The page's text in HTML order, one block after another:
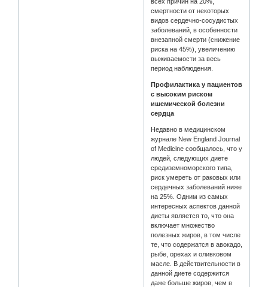
смертности от некоторых
видов сердечно-сосудистых
заболеваний, в особенности
внезапной смерти (снижение
риска на 45%), увеличению
выживаемости за весь
период наблюдения.
Профилактика у пациентов
с высоким риском
ишемической болезни
сердца
Недавно в медицинском
журнале New England Journal
of Medicine сообщалось, что у
людей, следующих диете
средиземноморского типа,
риск умереть от раковых или
сердечных заболеваний ниже
на 25%. Одним из самых
интересных аспектов данной
диеты является то, что она
включает множество
полезных жиров, в том числе
те, что содержатся в авокадо,
рыбе, орехах и оливковом
масле. В действительности в
данной диете содержится
даже больше жиров, чем в